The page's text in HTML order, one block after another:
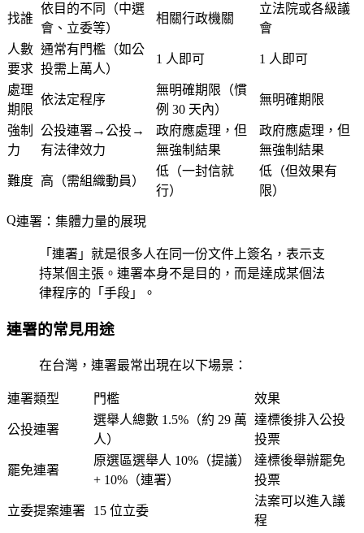
找誰
依目的不同（中選
會、立委等）
相關行政機關
立法院或各級議
會
人數
要求
通常有門檻（如公
投需上萬人）
1 人即可 1 人即可
處理
期限
依法定程序
無明確期限（慣
例 30 天內）
無明確期限
強制
力
公投連署→公投→
有法律效力
政府應處理，但
無強制結果
政府應處理，但
無強制結果
難度 高（需組織動員）
低（一封信就
行）
低（但效果有
限）
連署：集體力量的展現
「連署」就是很多人在同一份文件上簽名，表示支
持某個主張。連署本身不是目的，而是達成某個法
律程序的「手段」。
連署的常見用途
在台灣，連署最常出現在以下場景：
連署類型 門檻 效果
公投連署
選舉人總數 1.5%（約 29 萬
人）
達標後排入公投
投票
罷免連署
原選區選舉人 10%（提議）
+ 10%（連署）
達標後舉辦罷免
投票
立委提案連署 15 位立委
法案可以進入議
程